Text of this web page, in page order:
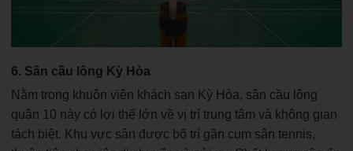
6. Sân cầu lông Kỳ Hòa
Nằm trong khuôn viên khách sạn Kỳ Hòa, sân cầu lông
quận 10 này có lợi thế lớn về vị trí trung tâm và không gian
tách biệt. Khu vực sân được bố trí gần cụm sân tennis,